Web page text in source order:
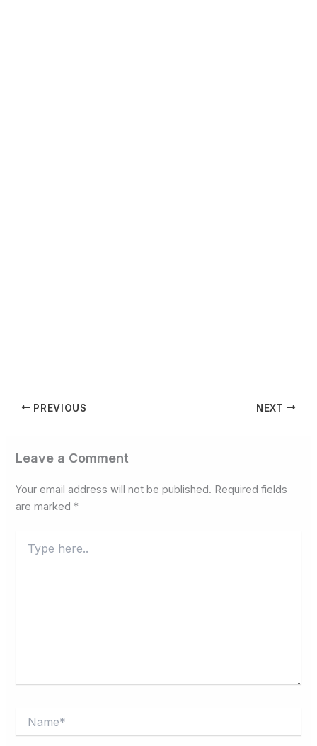
PREVIOUS NEXT
Leave a Comment
Your email address will not be published. Required fields
are marked*
here..